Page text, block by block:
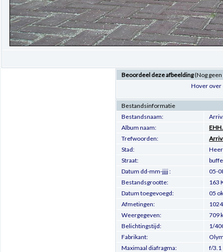
Beoordeel deze afbeelding(Nog
Hover over
Bestandsinformatie
Bestandsnaam:
Album naam:
Trefwoorden:
Stad:
Straat:
Datum dd-mm-jjjj :
05-
Bestandsgrootte:
163
Datum toegevoegd:
05
Afmetingen:
Weergegeven:
709
Belichtingstijd:
1/
Fabrikant:
Maximaal diafragma:
f/3.1